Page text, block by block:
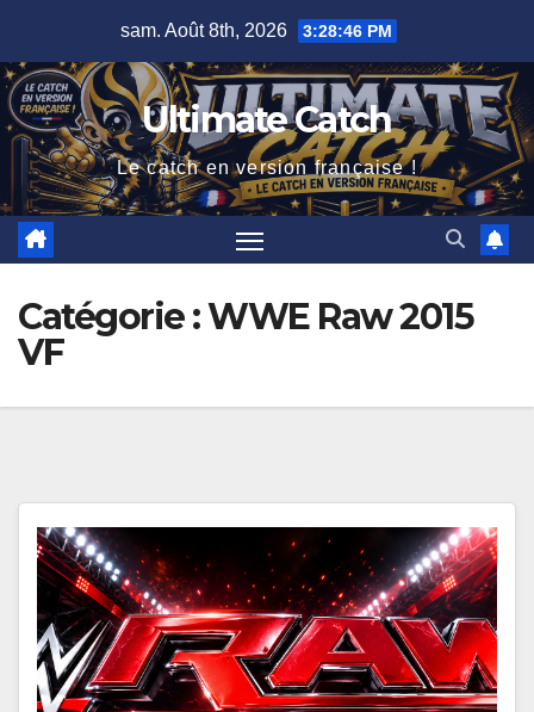
content
sam. Août 8th, 2026 3:28:46 PM
Ultimate Catch
Le catch en version française !
Catégorie :WWE Raw 2015
VF